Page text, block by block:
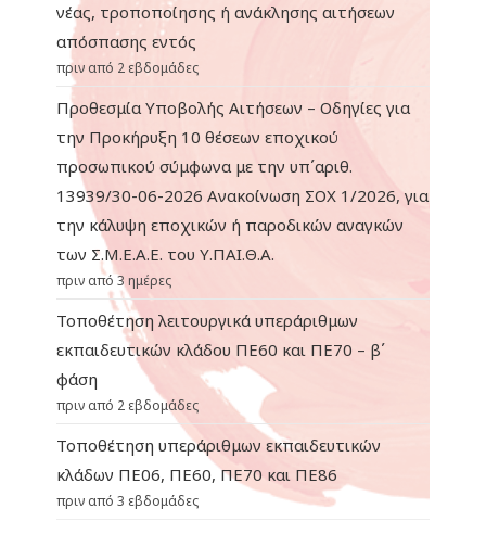
νέας, τροποποίησης ή ανάκλησης αιτήσεων
απόσπασης εντός
πριν από 2 εβδομάδες
Προθεσμία Υποβολής Αιτήσεων – Οδηγίες για
την Προκήρυξη 10 θέσεων εποχικού
προσωπικού σύμφωνα με την υπ΄αριθ.
13939/30-06-2026 Ανακοίνωση ΣΟΧ 1/2026, για
την κάλυψη εποχικών ή παροδικών αναγκών
των Σ.Μ.Ε.Α.Ε. του Υ.ΠΑΙ.Θ.Α.
πριν από 3 ημέρες
Τοποθέτηση λειτουργικά υπεράριθμων
εκπαιδευτικών κλάδου ΠΕ60 και ΠΕ70 – β΄
φάση
πριν από 2 εβδομάδες
Τοποθέτηση υπεράριθμων εκπαιδευτικών
κλάδων ΠΕ06, ΠΕ60, ΠΕ70 και ΠΕ86
πριν από 3 εβδομάδες